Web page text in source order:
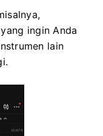
ingin Anda
lain